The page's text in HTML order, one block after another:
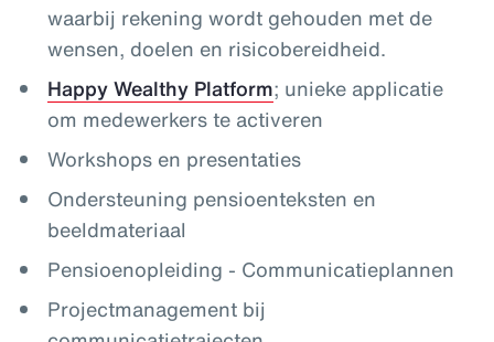
waarbij rekening wordt gehouden met de
wensen, doelen en risicobereidheid.
Happy Wealthy Platform; unieke applicatie
om medewerkers te activeren
Workshops en presentaties
Ondersteuning pensioenteksten en
beeldmateriaal
Pensioenopleiding - Communicatieplannen
Projectmanagement bij